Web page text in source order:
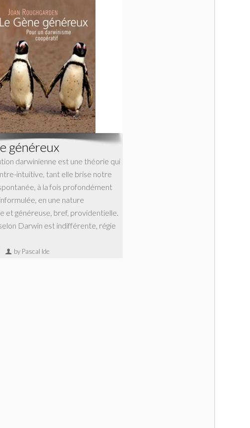
généreux
darwinienne est une théorie qui
intuitive, tant elle brise notre
à la fois profondément
en une nature
et généreuse, bref, providentielle.
Darwin est indifférente, régie
by Pascal Ide